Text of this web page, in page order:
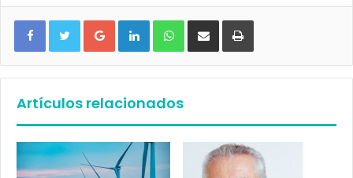
Google+ LinkedIn WhatsApp
Artículos relacionados